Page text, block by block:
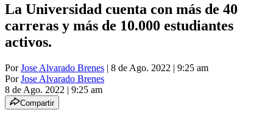
La Universidad cuenta con más de 40
carreras y más de 10.000 estudiantes
activos.
PorJose Alvarado Brenes | 8 de Ago. 2022 | 9:25 am
PorJose Alvarado Brenes
8 de Ago. 2022 | 9:25 am
Compartir